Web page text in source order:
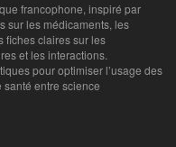
francophone, inspiré par
sur les médicaments, les
fiches claires sur les
et les interactions.
pour optimiser l’usage des
santé entre science